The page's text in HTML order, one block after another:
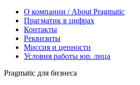
О компании / About Pragmatic
Прагматик в цифрах
Контакты
Реквизиты
Миссия и ценности
Условия работы юр. лица
Pragmatic для бизнеса